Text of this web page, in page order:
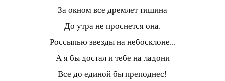
За окном все дремлет тишина
До утра не проснется она.
Россыпью звезды на небосклоне...
А я бы достал и тебе на ладони
Все до единой бы преподнес!